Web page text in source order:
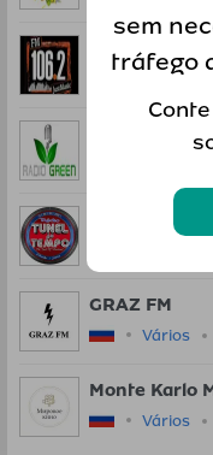
Radio FM Just
Vários
Radio Green
Radio Tunel
GRAZ FM
Vários
Monte Karlo
Vários
sem
tráfego